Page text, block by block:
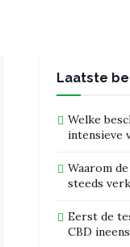
Laatste
Welke
intensieve
Waarom
steeds
Eerst de
CBD